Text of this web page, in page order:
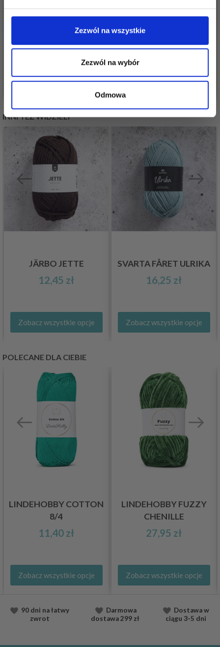
Zezwól na wszystkie
Zezwól na wybór
Odmowa
12,65 zł
Zobacz wszystkie opcje
KATIA AZTECA
54,95 zł
Zobacz wszystkie opcje
INNI TEŻ WIDZIELI
JÄRBO JETTE
12,45 zł
Zobacz wszystkie opcje
SVARTA FÅRET ULRIKA
16,25 zł
Zobacz wszystkie opcje
POLECANE DLA CIEBIE
LINDEHOBBY COTTON
8/4
11,40 zł
Zobacz wszystkie opcje
LINDEHOBBY FUZZY
CHENILLE
27,95 zł
Zobacz wszystkie opcje
90 dni na łatwy
zwrot
Darmowa
dostawa299 zł
Dostawaw
ciągu 3-5 dni